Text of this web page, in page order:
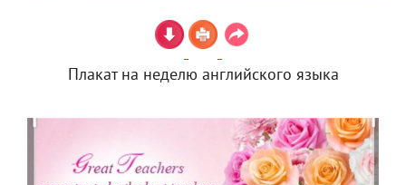
Плакат на неделю английского языка